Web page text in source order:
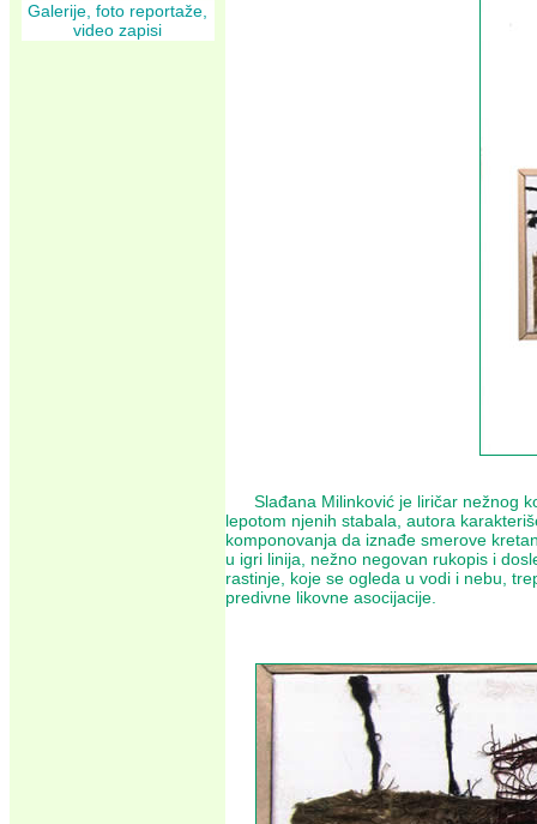
Galerije, foto reportaže,
video zapisi
Slađana Milinković je liričar nežnog
lepotom njenih stabala, autora
komponovanja da iznađe smerove
u igri linija, nežno negovan rukopis i
rastinje, koje se ogleda u vodi i nebu,
predivne likovne asocijacije.